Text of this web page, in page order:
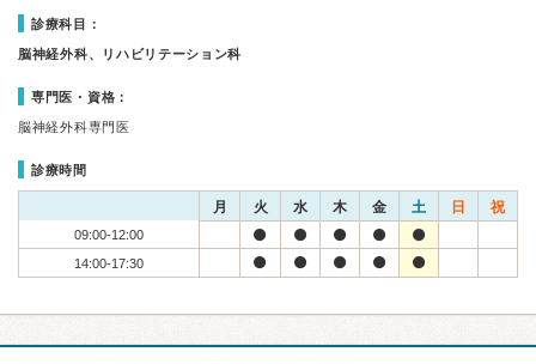
診療科目：
脳神経外科、リハビリテーション科
専門医・資格：
脳神経外科専門医
診療時間
月 火 水 木 金 土 日 祝
09:00-12:00
14:00-17:30